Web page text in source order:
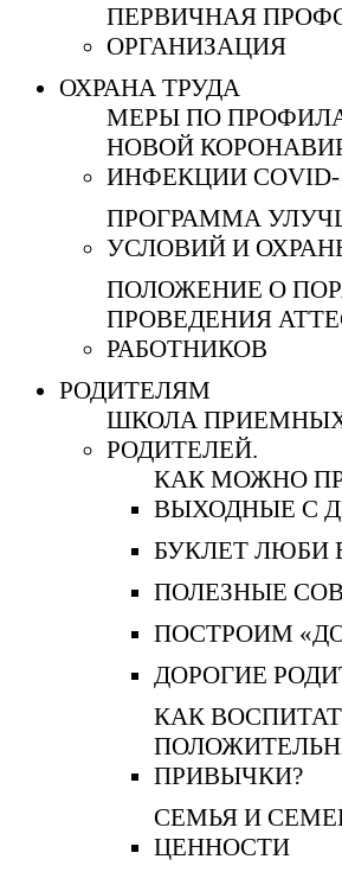
ПЕРВИЧНАЯ
ОРГАНИЗАЦИЯ
ОХРАНА ТРУДА
МЕРЫ ПО
НОВОЙ
ИНФЕКЦИИ COVID-
ПРОГРАММА
УСЛОВИЙ И
ПОЛОЖЕНИЕ О
ПРОВЕДЕНИЯ
РАБОТНИКОВ
РОДИТЕЛЯМ
ШКОЛА
РОДИТЕЛЕЙ.
КАК МОЖНО
ВЫХОДНЫЕ С
БУКЛЕТ ЛЮБИ
ПОЛЕЗНЫЕ
ПОСТРОИМ
ДОРОГИЕ
КАК
ПРИВЫЧКИ?
СЕМЬЯ И
ЦЕННОСТИ